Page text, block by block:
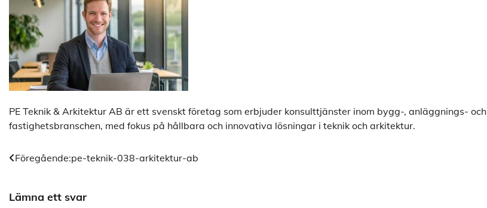
PE Teknik & Arkitektur AB är ett svenskt företag som erbjuder konsulttjänster inom bygg-, anläggnings- och
fastighetsbranschen, med fokus på hållbara och innovativa lösningar i teknik och arkitektur.
Inläggsnavigering
Föregående:pe-teknik-038-arkitektur-ab
Lämna ett svar